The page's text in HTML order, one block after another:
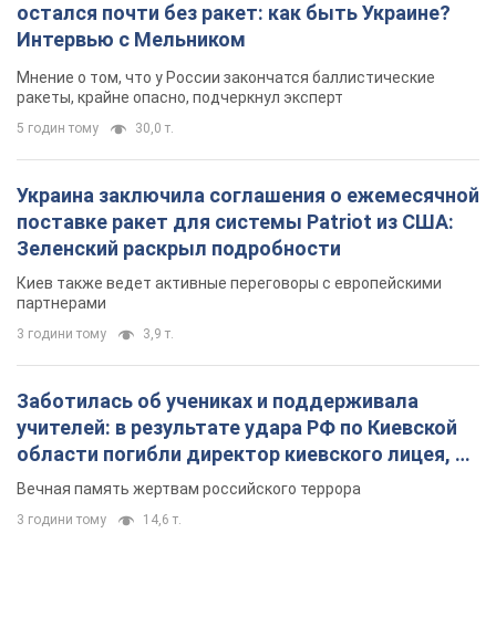
остался почти без ракет: как быть Украине?
Интервью с Мельником
Мнение о том, что у России закончатся баллистические
ракеты, крайне опасно, подчеркнул эксперт
5 годин тому 30,0 т.
Украина заключила соглашения о ежемесячной
поставке ракет для системы Patriot из США:
Зеленский раскрыл подробности
Киев также ведет активные переговоры с европейскими
партнерами
3 години тому 3,9 т.
Заботилась об учениках и поддерживала
учителей: в результате удара РФ по Киевской
области погибли директор киевского лицея, её
муж и внук
Вечная память жертвам российского террора
3 години тому 14,6 т.